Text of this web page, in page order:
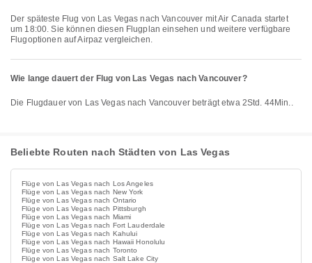
Der späteste Flug von Las Vegas nach Vancouver mit Air Canada startet
um 18:00. Sie können diesen Flugplan einsehen und weitere verfügbare
Flugoptionen auf Airpaz vergleichen.
Wie lange dauert der Flug von Las Vegas nach Vancouver?
Die Flugdauer von Las Vegas nach Vancouver beträgt etwa 2Std. 44Min..
Beliebte Routen nach Städten von Las Vegas
Flüge von Las Vegas nach Los Angeles
Flüge von Las Vegas nach New York
Flüge von Las Vegas nach Ontario
Flüge von Las Vegas nach Pittsburgh
Flüge von Las Vegas nach Miami
Flüge von Las Vegas nach Fort Lauderdale
Flüge von Las Vegas nach Kahului
Flüge von Las Vegas nach Hawaii Honolulu
Flüge von Las Vegas nach Toronto
Flüge von Las Vegas nach Salt Lake City